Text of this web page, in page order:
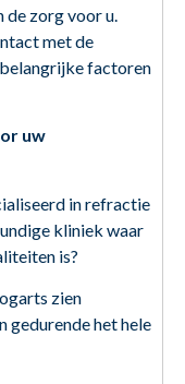
zorg voor u.
met de
factoren
uw
in refractie
kliniek waar
is?
zien
gedurende het hele